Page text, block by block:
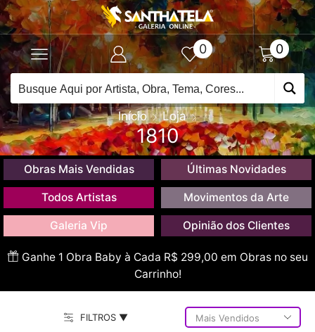
0 0
Início Loja
1810
Obras Mais Vendidas Últimas Novidades
Todos Artistas Movimentos da Arte
Galeria Vip Opinião dos Clientes
Ganhe 1 Obra Baby à Cada R$ 299,00 em Obras no seu
Carrinho!
FILTROS ▼